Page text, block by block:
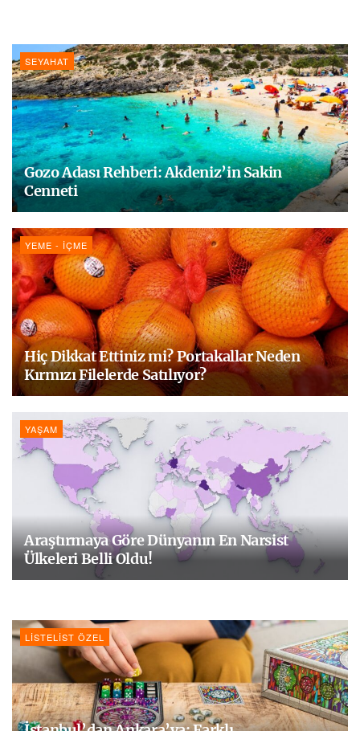
SEYAHAT
Gozo Adası Rehberi: Akdeniz’in Sakin
Cenneti
YEME - İÇME
Hiç Dikkat Ettiniz mi? Portakallar Neden
Kırmızı Filelerde Satılıyor?
YAŞAM
Araştırmaya Göre Dünyanın En Narsist
Ülkeleri Belli Oldu!
LISTELIST ÖZEL